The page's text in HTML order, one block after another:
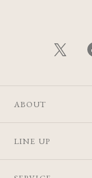
ABOUT
LINE UP